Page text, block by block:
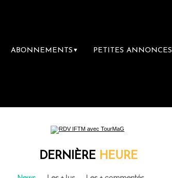
ABONNEMENTS ▼ PETITES ANNONCES
DERNIÈRE HEURE